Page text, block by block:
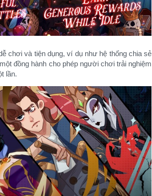
chơi và tiện dụng, ví dụ như hệ thống chia sẻ
đồng hành cho phép người chơi trải nghiệm
lần.​